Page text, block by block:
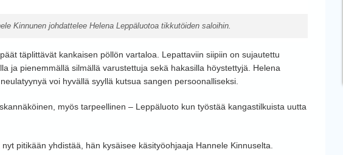
Kinnunen johdattelee Helena Leppäluotoa tikkutöiden saloihin.
täplittävät kankaisen pöllön vartaloa. Lepattaviin siipiin on sujautettu
ja pienemmällä silmällä varustettuja sekä hakasilla höystettyjä. Helena
voi hyvällä syyllä kutsua sangen persoonalliseksi.
myös tarpeellinen – Leppäluoto kun työstää kangastilkuista uutta
pitikään yhdistää, hän kysäisee käsityöohjaaja Hannele Kinnuselta.